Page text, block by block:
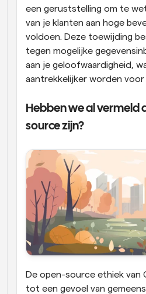
een geruststelling om te
van je klanten aan hoge
voldoen. Deze toewijding
tegen mogelijke
aan je geloofwaardigheid,
aantrekkelijker worden
Hebben we al vermeld
source zijn?
De open-source ethiek van
tot een gevoel van